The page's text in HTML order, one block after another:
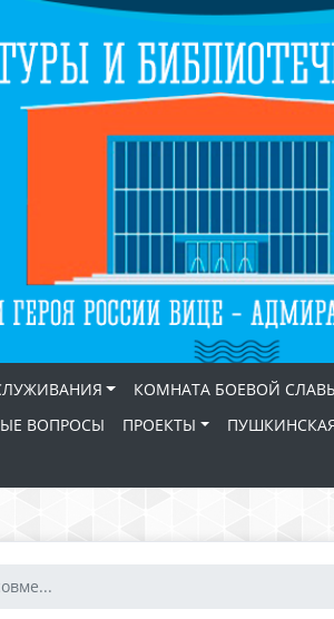
КОМНАТА БОЕВОЙ
ВОПРОСЫ ПРОЕКТЫ